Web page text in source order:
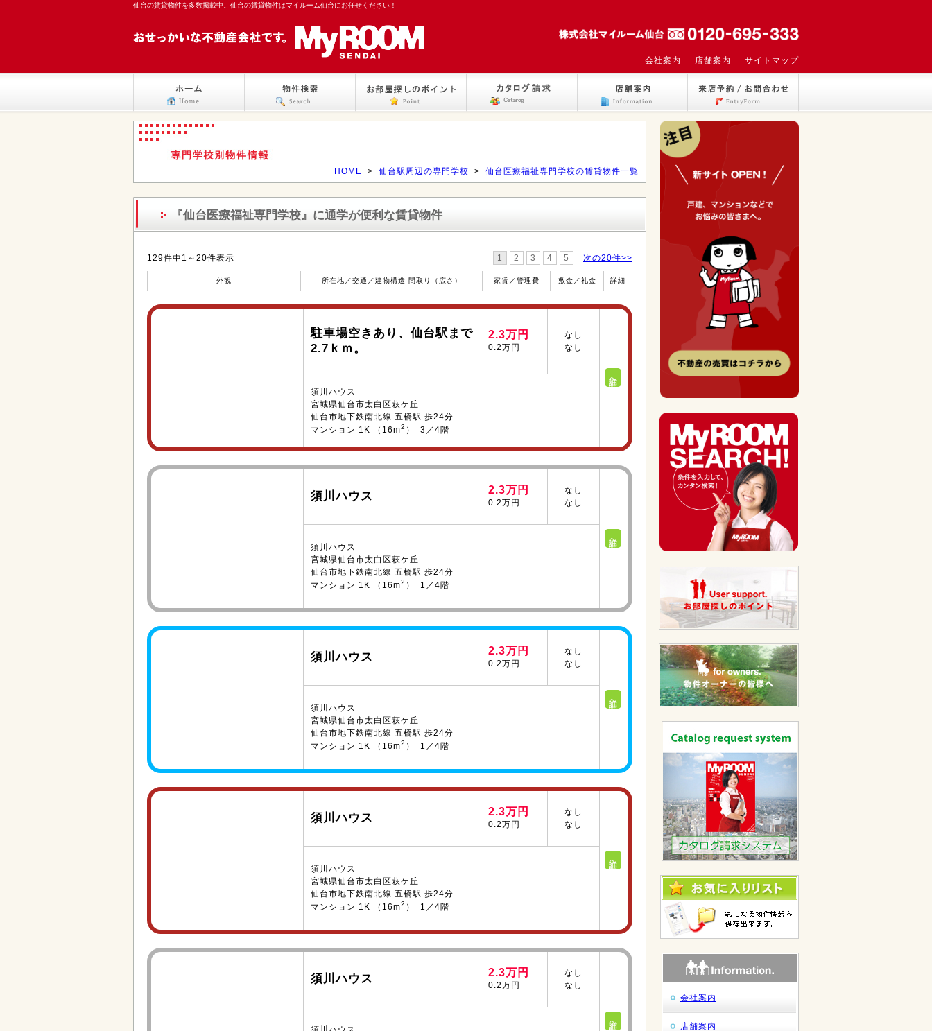
仙台の賃貸物件を多数掲載中。仙台の賃貸物件はマイルーム仙台にお任せください！
会社案内 店舗案内 サイトマップ
HOME > 仙台駅周辺の専門学校 > 仙台医療福祉専門学校の賃貸物件一覧
『仙台医療福祉専門学校』 に通学が便利な賃貸物件
129件中1～20件表示 1 2 3 4 5 次の20件>>
外観 所在地／交通／建物構造 間取り（広さ） 家賃／管理費 敷金／礼金 詳細
駐車場空きあり、仙台駅まで
2.7ｋｍ。
2.3万円
0.2万円
なし
なし
詳細へ
須川ハウス
宮城県仙台市太白区萩ケ丘
仙台市地下鉄南北線 五橋駅 歩24分
マンション 1K （16m2 ） 3／4階
須川ハウス 2.3万円
0.2万円
なし
なし
詳細へ
須川ハウス
宮城県仙台市太白区萩ケ丘
仙台市地下鉄南北線 五橋駅 歩24分
マンション 1K （16m2 ） 1／4階
須川ハウス 2.3万円
0.2万円
なし
なし
詳細へ
須川ハウス
宮城県仙台市太白区萩ケ丘
仙台市地下鉄南北線 五橋駅 歩24分
マンション 1K （16m2 ） 1／4階
須川ハウス 2.3万円
0.2万円
なし
なし
詳細へ
須川ハウス
宮城県仙台市太白区萩ケ丘
仙台市地下鉄南北線 五橋駅 歩24分
マンション 1K （16m2 ） 1／4階
須川ハウス 2.3万円
0.2万円
なし
なし
詳細へ
会社案内
店舗案内